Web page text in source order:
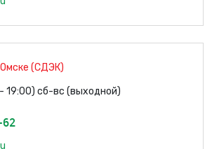
(СДЭК)
19:00) сб-вс (выходной)